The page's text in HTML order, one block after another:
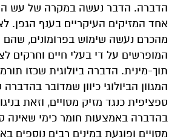
הדברה. הדבר נעשה במקרה של עש
אחד המזיקים העיקריים בענף הגפן.
מהכרם נעשה שימוש בפרומונים, שהם
המופרשים על די בעלי חיים וחרקים
תוך-מינית. הדברה ביולוגית שכזו
המגוון הביולוגי כיוון שמדובר
ספציפית כנגד מזיק מסויים, וזאת
בהדברה באמצעות חומר כימי שאינה
מסויים ופוגעת במינים רבים נוספים